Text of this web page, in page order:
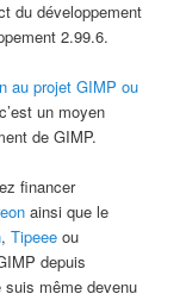
du développement
2.99.6.
au projet GIMP ou
un moyen
de GIMP.
financer
ainsi que le
,Tipeee ou
depuis
suis même devenu